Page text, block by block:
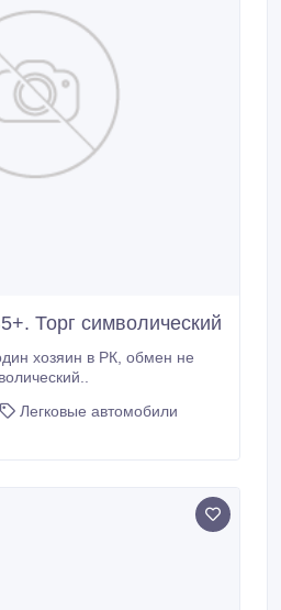
Торг символический
символический..
Легковые автомобили